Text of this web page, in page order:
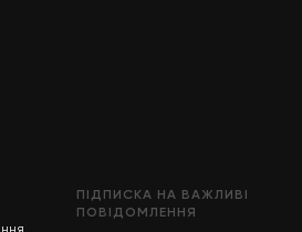
ПІДПИСКА НА ВАЖЛИВІ
ПОВІДОМЛЕННЯ